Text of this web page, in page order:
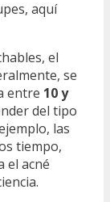
aquí
el
se
entre 10 y
del tipo
las
tiempo,
el acné